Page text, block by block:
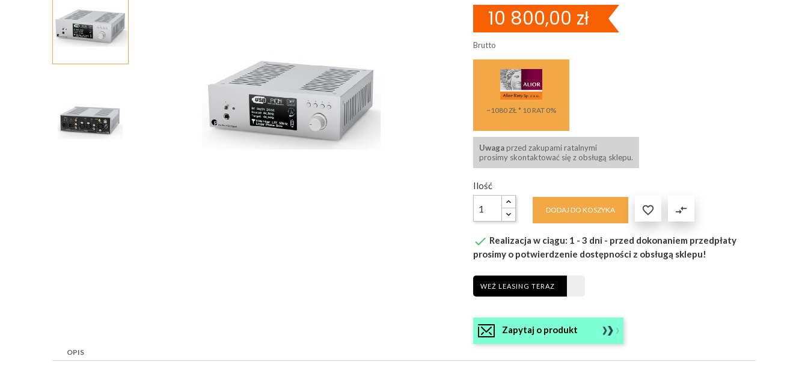
10 800,00 zł
Brutto
~1080 ZŁ * 10 RAT 0%
Uwagaprzed zakupami ratalnymi
prosimy skontaktować się z obsługą sklepu.
Ilość
DODAJ DO KOSZYKA  compare_arrows
 Realizacja w ciągu: 1 - 3 dni - przed dokonaniem przedpłaty
prosimy o potwierdzenie dostępności z obsługą sklepu!
WEŹ LEASING TERAZ
Zapytaj o produkt
OPIS